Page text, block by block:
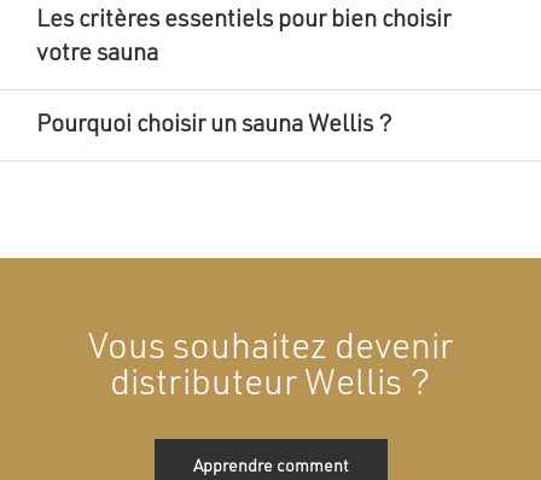
Les critères essentiels pour bien choisir
votre sauna
Pourquoi choisir un sauna Wellis ?
Vous souhaitez devenir
distributeur Wellis ?
Apprendre comment